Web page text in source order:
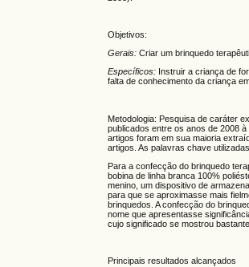
Objetivos:
Gerais: Criar um brinquedo
Específicos: Instruir a criança de
falta de conhecimento da criança
Metodologia: Pesquisa de caráter
publicados entre os anos de 2008
artigos foram em sua maioria
artigos. As palavras chave
Para a confecção do brinquedo
bobina de linha branca 100%
menino, um dispositivo de
para que se aproximasse mais
brinquedos. A confecção do
nome que apresentasse
cujo significado se mostrou
Principais resultados alcançados